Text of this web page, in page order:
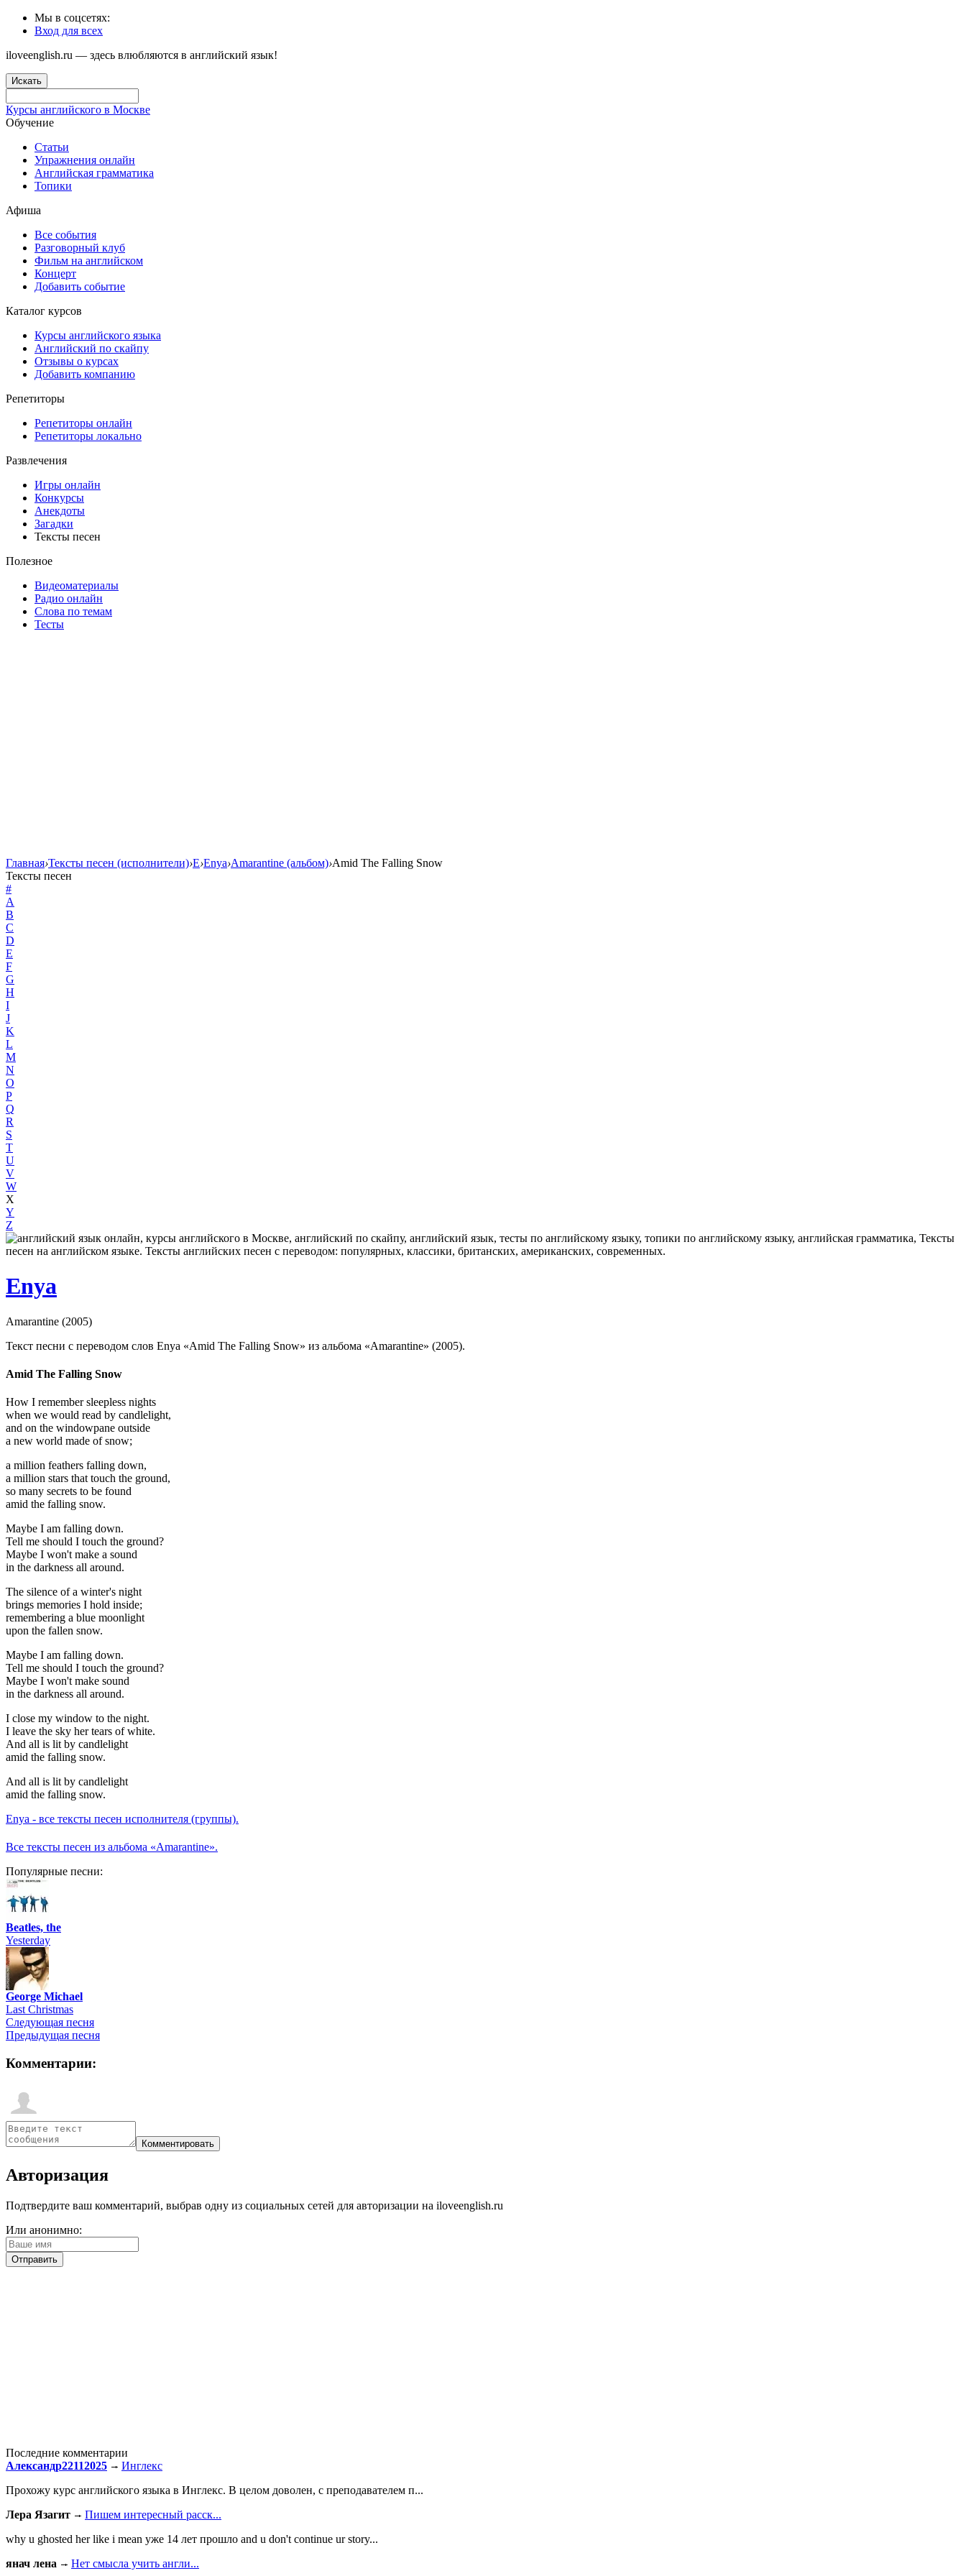
Мы в соцсетях:
Вход для всех
iloveenglish.ru — здесь влюбляются в английский язык!
Искать
Курсы английского в Москве
Обучение
Статьи
Упражнения онлайн
Английская грамматика
Топики
Афиша
Все события
Разговорный клуб
Фильм на английском
Концерт
Добавить событие
Каталог курсов
Курсы английского языка
Английский по скайпу
Отзывы о курсах
Добавить компанию
Репетиторы
Репетиторы онлайн
Репетиторы локально
Развлечения
Игры онлайн
Конкурсы
Анекдоты
Загадки
Тексты песен
Полезное
Видеоматериалы
Радио онлайн
Слова по темам
Тесты
Главная›Тексты песен (исполнители)›E›Enya›Amarantine (альбом)›Amid The Falling Snow
Тексты песен
#
A
B
C
D
E
F
G
H
I
J
K
L
M
N
O
P
Q
R
S
T
U
V
W
X
Y
Z
Enya
Amarantine (2005)
Текст песни с переводом слов Enya «Amid The Falling Snow» из альбома «Amarantine» (2005).
Amid The Falling Snow
How I remember sleepless nights
when we would read by candlelight,
and on the windowpane outside
a new world made of snow;
a million feathers falling down,
a million stars that touch the ground,
so many secrets to be found
amid the falling snow.
Maybe I am falling down.
Tell me should I touch the ground?
Maybe I won't make a sound
in the darkness all around.
The silence of a winter's night
brings memories I hold inside;
remembering a blue moonlight
upon the fallen snow.
Maybe I am falling down.
Tell me should I touch the ground?
Maybe I won't make sound
in the darkness all around.
I close my window to the night.
I leave the sky her tears of white.
And all is lit by candlelight
amid the falling snow.
And all is lit by candlelight
amid the falling snow.
Enya - все тексты песен исполнителя (группы).
Все тексты песен из альбома «Amarantine».
Популярные песни:
Beatles, the
Yesterday
George Michael
Last Christmas
Следующая песня
Предыдущая песня
Комментарии:
Авторизация
Подтвердите ваш комментарий, выбрав одну из социальных сетей для авторизации на iloveenglish.ru
Или анонимно:
Последние комментарии
Александр22112025
Инглекс
Прохожу курс английского языка в Инглекс. В целом доволен, с преподавателем п...
Лера Язагит
Пишем интересный расск...
why u ghosted her like i mean уже 14 лет прошло and u don't continue ur story...
янач лена
Нет смысла учить англи...